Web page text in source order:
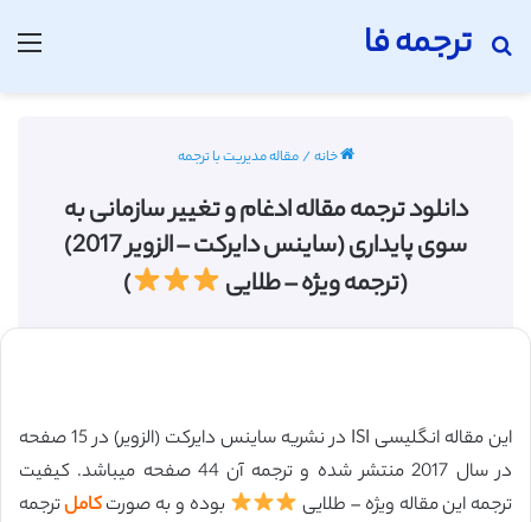
ترجمه فا
جستجو برای
خانه/مقاله مدیریت با ترجمه
دانلود ترجمه مقاله ادغام و تغییر سازمانی به
سوی پایداری (ساینس دایرکت – الزویر 2017)
(ترجمه ویژه – طلایی
)
این مقاله انگلیسی ISI در نشریه ساینس دایرکت (الزویر) در 15 صفحه
در سال 2017 منتشر شده و ترجمه آن 44 صفحه میباشد. کیفیت
ترجمه این مقاله ویژه – طلایی
بوده و به صورتکاملترجمه